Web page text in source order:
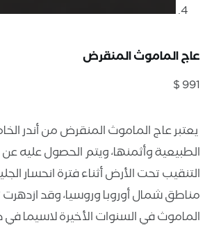
عاج الماموث المنقرض
$991
يعتبر عاج الماموث المنقرض من أندر
الطبيعية وأثمنها، ويتم الحصول عليه
التنقيب تحت الأرض أثناء فترة انحسار
مناطق شمال أوروبا وروسيا، وقد ازدهرت
الماموث في السنوات الأخيرة لاسيما